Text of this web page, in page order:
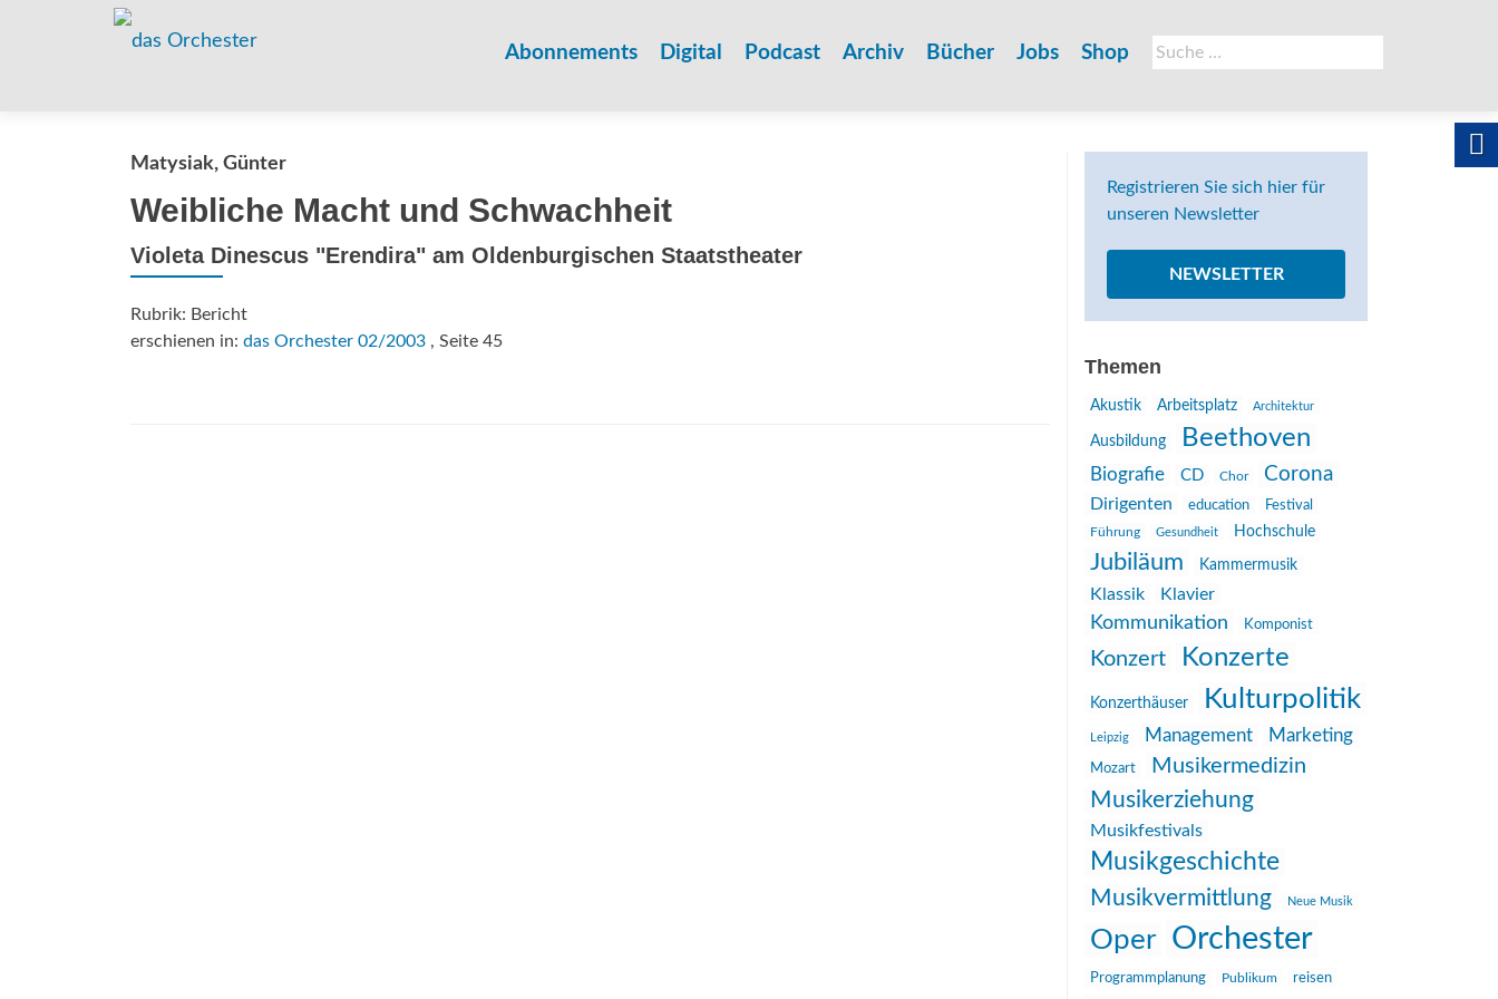
Suche
nach:
Abonnements Digital Podcast Archiv Bücher Jobs Shop
Matysiak, Günter
Weibliche Macht und Schwachheit
Violeta Dinescus "Erendira" am Oldenburgischen Staatstheater
Rubrik: Bericht
erschienen in: das Orchester 02/2003 , Seite 45
Registrieren Sie sich hier für
unseren Newsletter
NEWSLETTER
Themen
Akustik Arbeitsplatz Architektur
Ausbildung Beethoven
Biografie CD Chor Corona
Dirigenten education
Festival
Führung
Gesundheit Hochschule
Jubiläum Kammermusik
Klassik Klavier
Kommunikation Komponist
Konzert Konzerte
Konzerthäuser Kulturpolitik
Leipzig Management Marketing
Mozart Musikermedizin
Musikerziehung
Musikfestivals
Musikgeschichte
Musikvermittlung Neue Musik
Oper Orchester
Programmplanung Publikum reisen